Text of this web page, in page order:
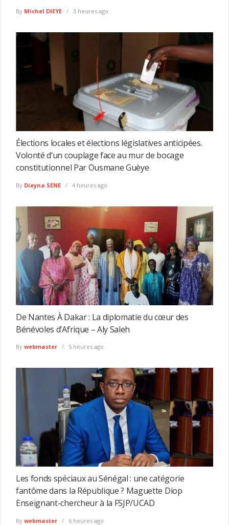
By Michel DIEYE 3 heures ago
Élections locales et élections législatives anticipées.
Volonté d’un couplage face au mur de bocage
constitutionnel Par Ousmane Guèye
By Dieyna SENE 4 heures ago
De Nantes À Dakar : La diplomatie du cœur des
Bénévoles d’Afrique – Aly Saleh
By webmaster 5 heures ago
Les fonds spéciaux au Sénégal : une catégorie
fantôme dans la République ? Maguette Diop
Enseignant-chercheur à la FSJP/UCAD
By webmaster 6 heures ago